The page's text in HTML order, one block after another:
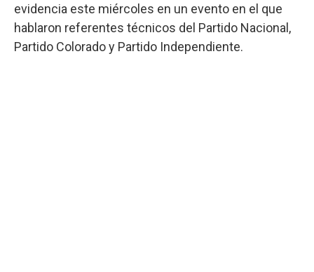
evidencia este miércoles en un evento en el que
hablaron referentes técnicos del Partido Nacional,
Partido Colorado y Partido Independiente.